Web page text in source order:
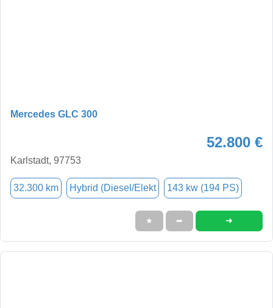
Mercedes GLC 300
52.800 €
Karlstadt, 97753
32.300 km Hybrid (Diesel/Elekt 143 kw (194 PS)
★ ➦ ➜